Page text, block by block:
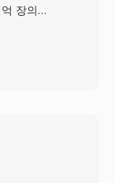
장의
일은
챕터 포인